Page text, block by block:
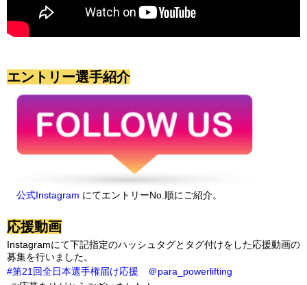
エントリー選手紹介
公式Instagram にてエントリーNo.順にご紹介。
応援動画
Instagramにて下記指定のハッシュタグとタグ付けをした応援動画の
募集を行いました。
#第21回全日本選手権届け応援
＠para_powerlifting